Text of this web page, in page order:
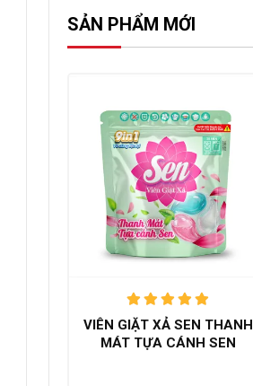
SẢN PHẨM MỚI
Được xếp
hạng 5.00
trên 5
VIÊN GIẶT XẢ SEN THANH
MÁT TỰA CÁNH SEN